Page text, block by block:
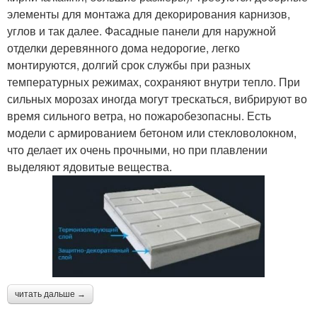
элементы для монтажа для декорирования карнизов,
углов и так далее. Фасадные панели для наружной
отделки деревянного дома недорогие, легко
монтируются, долгий срок службы при разных
температурных режимах, сохраняют внутри тепло. При
сильных морозах иногда могут трескаться, вибрируют во
время сильного ветра, но пожаробезопасны. Есть
модели с армированием бетоном или стекловолокном,
что делает их очень прочными, но при плавлении
выделяют ядовитые вещества.
читать дальше →